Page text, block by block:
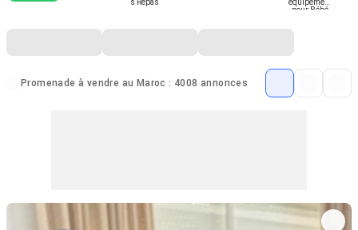
s Repas
équipement
pour Bébé
Promenade à vendre au Maroc : 4008 annonces